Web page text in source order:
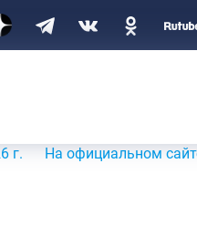
официальном сайте